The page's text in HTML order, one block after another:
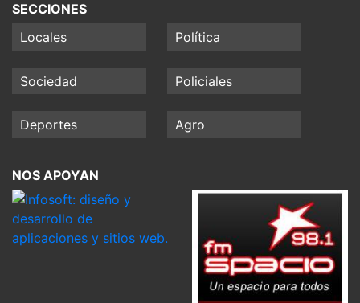
SECCIONES
Locales
Política
Sociedad Policiales
Deportes Agro
NOS APOYAN